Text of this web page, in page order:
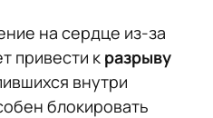
на сердце из-за
привести к разрыву
внутри
блокировать